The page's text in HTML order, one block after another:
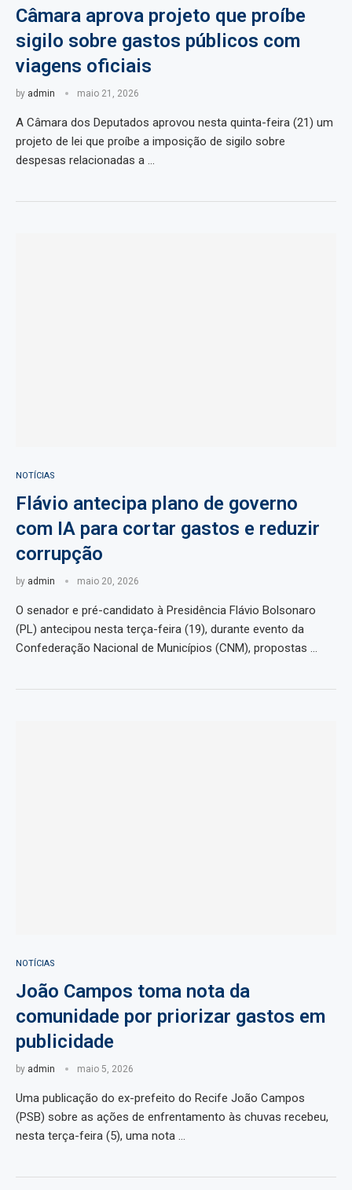
Câmara aprova projeto que proíbe
sigilo sobre gastos públicos com
viagens oficiais
by admin maio 21, 2026
A Câmara dos Deputados aprovou nesta quinta-feira (21) um
projeto de lei que proíbe a imposição de sigilo sobre
despesas relacionadas a …
NOTÍCIAS
Flávio antecipa plano de governo
com IA para cortar gastos e reduzir
corrupção
by admin maio 20, 2026
O senador e pré-candidato à Presidência Flávio Bolsonaro
(PL) antecipou nesta terça-feira (19), durante evento da
Confederação Nacional de Municípios (CNM), propostas …
NOTÍCIAS
João Campos toma nota da
comunidade por priorizar gastos em
publicidade
by admin maio 5, 2026
Uma publicação do ex-prefeito do Recife João Campos
(PSB) sobre as ações de enfrentamento às chuvas recebeu,
nesta terça-feira (5), uma nota …